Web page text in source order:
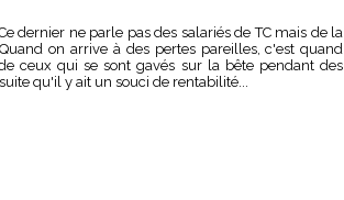
dernier ne parle pas des salariés de TC mais de la
on arrive à des pertes pareilles, c'est quand
ceux qui se sont gavés sur la bête pendant des
qu'il y ait un souci de rentabilité...